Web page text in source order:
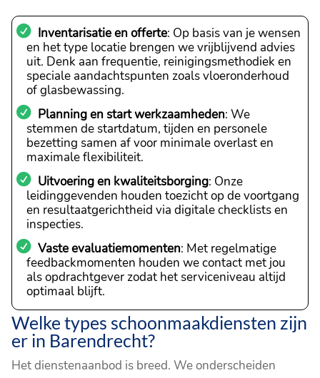
Inventarisatie en offerte: Op basis van je wensen
en het type locatie brengen we vrijblijvend advies
uit. Denk aan frequentie, reinigingsmethodiek en
speciale aandachtspunten zoals vloeronderhoud
of glasbewassing.
Planning en start werkzaamheden: We
stemmen de startdatum, tijden en personele
bezetting samen af voor minimale overlast en
maximale flexibiliteit.
Uitvoering en kwaliteitsborging: Onze
leidinggevenden houden toezicht op de voortgang
en resultaatgerichtheid via digitale checklists en
inspecties.
Vaste evaluatiemomenten: Met regelmatige
feedbackmomenten houden we contact met jou
als opdrachtgever zodat het serviceniveau altijd
optimaal blijft.
Welke types schoonmaakdiensten zijn
er in Barendrecht?
Het dienstenaanbod is breed. We onderscheiden